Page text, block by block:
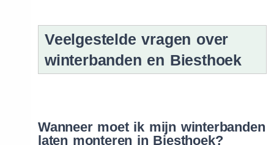
Veelgestelde vragen over
winterbanden en Biesthoek
Wanneer moet ik mijn winterbanden
laten monteren in Biesthoek?